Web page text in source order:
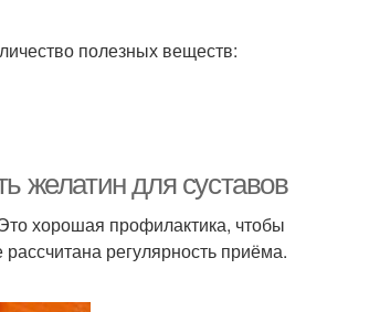
полезных веществ:
желатин для суставов
хорошая профилактика, чтобы
регулярность приёма.